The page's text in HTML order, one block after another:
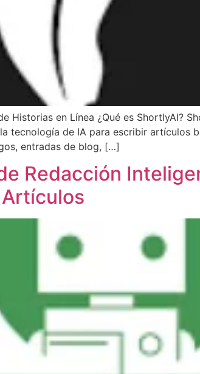
Historias en Línea ¿Qué es ShortlyAI?
tecnología de IA para escribir artículos
entradas de blog, […]
Redacción